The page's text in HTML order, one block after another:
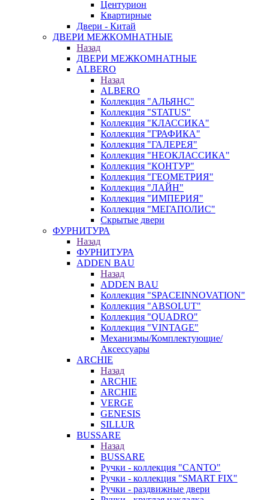
Центурион
Квартирные
Двери - Китай
ДВЕРИ МЕЖКОМНАТНЫЕ
Назад
ДВЕРИ МЕЖКОМНАТНЫЕ
ALBERO
Назад
ALBERO
Коллекция "АЛЬЯНС"
Коллекция "STATUS"
Коллекция "КЛАССИКА"
Коллекция "ГРАФИКА"
Коллекция "ГАЛЕРЕЯ"
Коллекция "НЕОКЛАССИКА"
Коллекция "КОНТУР"
Коллекция "ГЕОМЕТРИЯ"
Коллекция "ЛАЙН"
Коллекция "ИМПЕРИЯ"
Коллекция "МЕГАПОЛИС"
Скрытые двери
ФУРНИТУРА
Назад
ФУРНИТУРА
ADDEN BAU
Назад
ADDEN BAU
Коллекция "SPACEINNOVATION"
Коллекция "ABSOLUT"
Коллекция "QUADRO"
Коллекция "VINTAGE"
Механизмы/Комплектующие/
Аксессуары
ARCHIE
Назад
ARCHIE
ARCHIE
VERGE
GENESIS
SILLUR
BUSSARE
Назад
BUSSARE
Ручки - коллекция "CANTO"
Ручки - коллекция "SMART FIX"
Ручки - раздвижные двери